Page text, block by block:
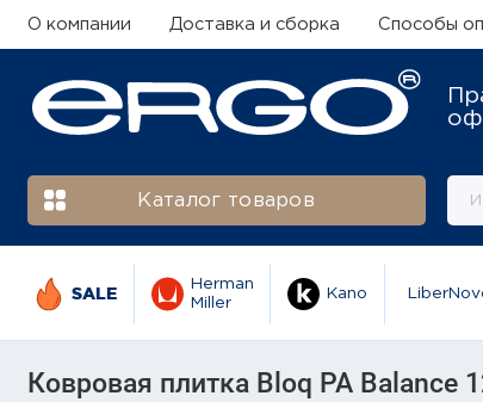
О компании Доставка и сборка Способы
Каталог товаров
SALE
Herman
Miller
Kano
Ковровая плитка Bloq PA